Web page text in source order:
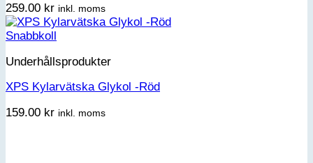
259.00 kr inkl. moms
Snabbkoll
Underhållsprodukter
XPS Kylarvätska Glykol -Röd
159.00 kr inkl. moms